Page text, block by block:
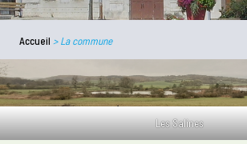
Accueil >La commune
Les Salines